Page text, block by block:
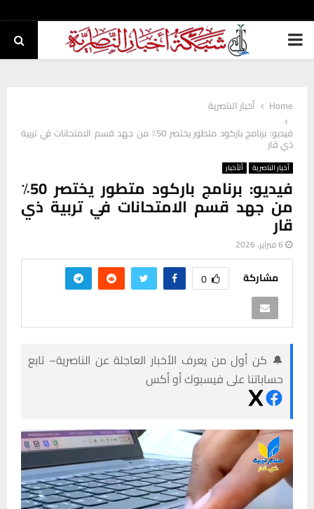
PRIMARY
Home
أخبار الناصرية
فيديو: برنامج باركود متطور يختصر 50٪ من جهد قسم الامتحانات في تربية
ذي قار
أخبار الناصرية ألأخبار
فيديو: برنامج باركود متطور يختصر 50٪
من جهد قسم الامتحانات في تربية ذي
قار
6 فبراير، 2026
مشاركة 0
🔔 كن أول من يعرف الأخبار العاجلة عن الناصرية– تابع
حساباتنا على فيسبوك أو أكس